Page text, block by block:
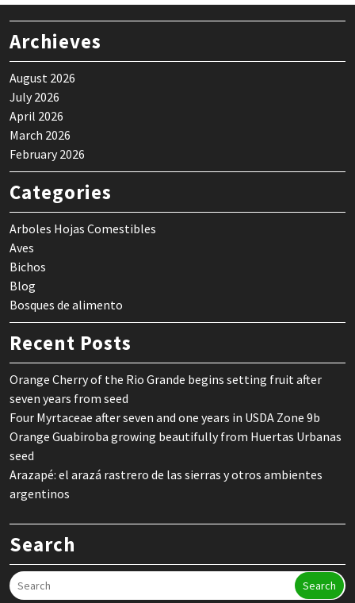
Archieves
August 2026
July 2026
April 2026
March 2026
February 2026
Categories
Arboles Hojas Comestibles
Aves
Bichos
Blog
Bosques de alimento
Recent Posts
Orange Cherry of the Rio Grande begins setting fruit after
seven years from seed
Four Myrtaceae after seven and one years in USDA Zone 9b
Orange Guabiroba growing beautifully from Huertas Urbanas
seed
Arazapé: el arazá rastrero de las sierras y otros ambientes
argentinos
Search
Search